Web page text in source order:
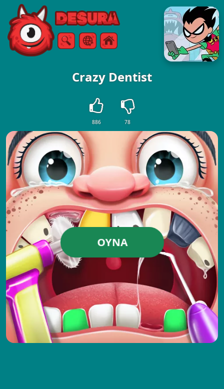
Free Online Games
AramaMenü
Crazy Dentist
886 78
OYNA